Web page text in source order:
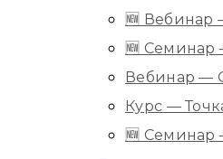
🆕 Вебинар
🆕 Семинар
Вебинар —
Курс —
🆕 Семинар